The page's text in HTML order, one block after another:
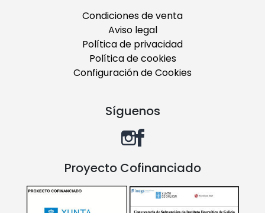
Condiciones de venta
Aviso legal
Política de privacidad
Política de cookies
Configuración de Cookies
Síguenos
Proyecto Cofinanciado